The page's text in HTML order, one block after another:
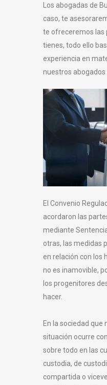
Los abogadas de
caso, te
te ofreceremos las
tienes, todo ello
experiencia en
nuestros abogados
El Convenio
acordaron las
mediante
otras, las medidas
en relación con los
no es inamovible,
los progenitores
hacer.
En la sociedad
situación ocurre
sobre todo en las
custodia, de
compartida o